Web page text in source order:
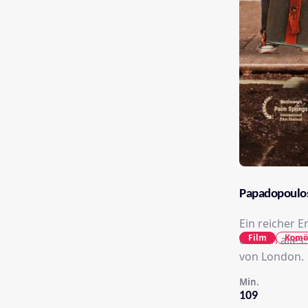
Ein reicher
einfach
von London.
109
Min.
Film